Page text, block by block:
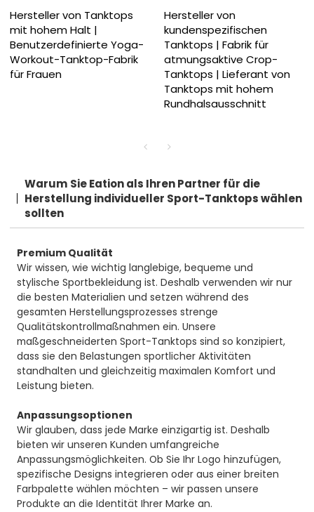
Hersteller von Tanktops
mit hohem Halt |
Benutzerdefinierte Yoga-
Workout-Tanktop-Fabrik
für Frauen
Hersteller von
kundenspezifischen
Tanktops | Fabrik für
atmungsaktive Crop-
Tanktops | Lieferant von
Tanktops mit hohem
Rundhalsausschnitt
Warum Sie Eation als Ihren Partner für die
Herstellung individueller Sport-Tanktops wählen
sollten
Premium Qualität
Wir wissen, wie wichtig langlebige, bequeme und
stylische Sportbekleidung ist. Deshalb verwenden wir nur
die besten Materialien und setzen während des
gesamten Herstellungsprozesses strenge
Qualitätskontrollmaßnahmen ein. Unsere
maßgeschneiderten Sport-Tanktops sind so konzipiert,
dass sie den Belastungen sportlicher Aktivitäten
standhalten und gleichzeitig maximalen Komfort und
Leistung bieten.
Anpassungsoptionen
Wir glauben, dass jede Marke einzigartig ist. Deshalb
bieten wir unseren Kunden umfangreiche
Anpassungsmöglichkeiten. Ob Sie Ihr Logo hinzufügen,
spezifische Designs integrieren oder aus einer breiten
Farbpalette wählen möchten – wir passen unsere
Produkte an die Identität Ihrer Marke an.